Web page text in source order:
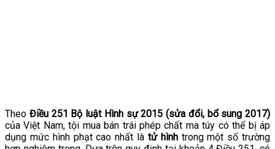
Theo Điều 251 Bộ luật Hình sự 2015 (sửa đổi, bổ sung 2017)
của Việt Nam, tội mua bán trái phép chất ma túy có thể bị áp
dụng mức hình phạt cao nhất là tử hìnhtrong một số trường